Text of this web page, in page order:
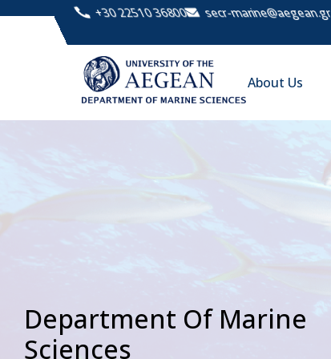
+30 22510 36800 secr-marine@aegean.gr
About Us
Department Of Marine
Sciences